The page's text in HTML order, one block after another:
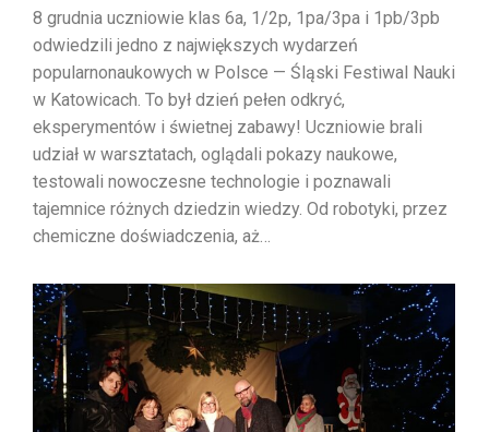
8 grudnia uczniowie klas 6a, 1/2p, 1pa/3pa i 1pb/3pb
odwiedzili jedno z największych wydarzeń
popularnonaukowych w Polsce — Śląski Festiwal Nauki
w Katowicach. To był dzień pełen odkryć,
eksperymentów i świetnej zabawy! Uczniowie brali
udział w warsztatach, oglądali pokazy naukowe,
testowali nowoczesne technologie i poznawali
tajemnice różnych dziedzin wiedzy. Od robotyki, przez
chemiczne doświadczenia, aż…